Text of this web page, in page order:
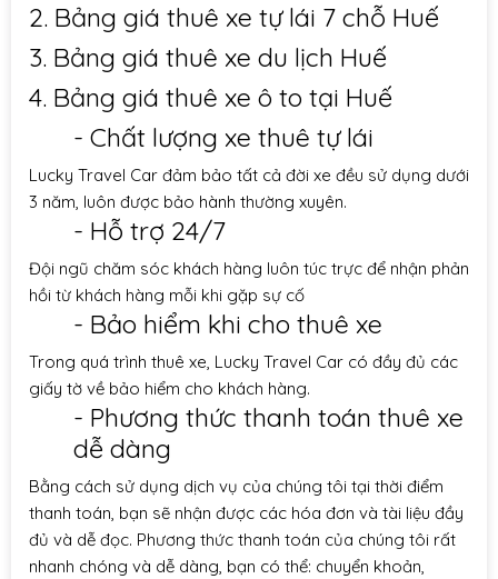
2. Bảng giá thuê xe tự lái 7 chỗ Huế
3. Bảng giá thuê xe du lịch Huế
4. Bảng giá thuê xe ô to tại Huế
- Chất lượng xe thuê tự lái
Lucky Travel Car đảm bảo tất cả đời xe đều sử dụng dưới
3 năm, luôn được bảo hành thường xuyên.
- Hỗ trợ 24/7
Đội ngũ chăm sóc khách hàng luôn túc trực để nhận phản
hồi từ khách hàng mỗi khi gặp sự cố
- Bảo hiểm khi cho thuê xe
Trong quá trình thuê xe, Lucky Travel Car có đầy đủ các
giấy tờ về bảo hiểm cho khách hàng.
- Phương thức thanh toán thuê xe
dễ dàng
Bằng cách sử dụng dịch vụ của chúng tôi tại thời điểm
thanh toán, bạn sẽ nhận được các hóa đơn và tài liệu đầy
đủ và dễ đọc. Phương thức thanh toán của chúng tôi rất
nhanh chóng và dễ dàng, bạn có thể: chuyển khoản,